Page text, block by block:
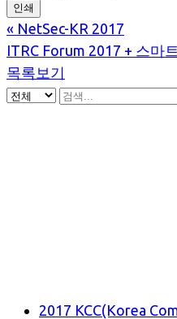
인쇄
« NetSec-KR 2017
ITRC Forum 2017 + 스마
목록보기
2017 KCC(Korea